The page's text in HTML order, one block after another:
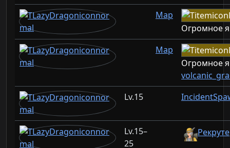
Map
Огромное
Map
Огромное
15
15–
25